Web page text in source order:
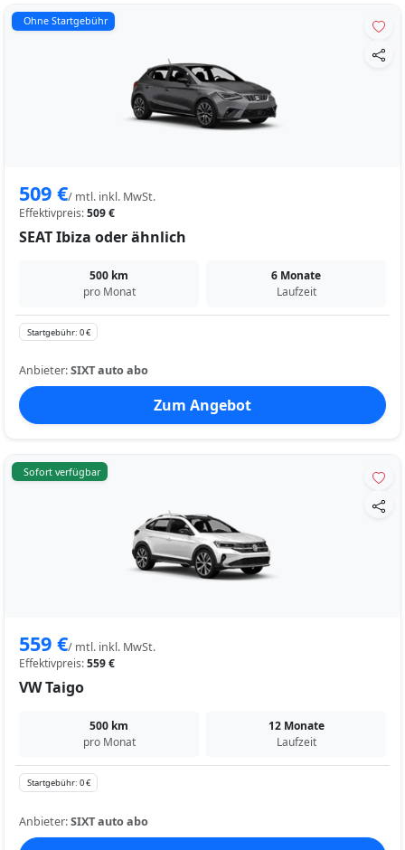
Ohne Startgebühr
509 €/ mtl. inkl. MwSt.
Effektivpreis:509 €
SEAT Ibiza oder ähnlich
500 km
pro Monat
6 Monate
Laufzeit
Startgebühr: 0 €
Anbieter:SIXT auto abo
Zum Angebot
Sofort verfügbar
559 €/ mtl. inkl. MwSt.
Effektivpreis:559 €
VW Taigo
500 km
pro Monat
12 Monate
Laufzeit
Startgebühr: 0 €
Anbieter:SIXT auto abo